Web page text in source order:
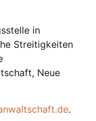
in
Streitigkeiten
Neue
.